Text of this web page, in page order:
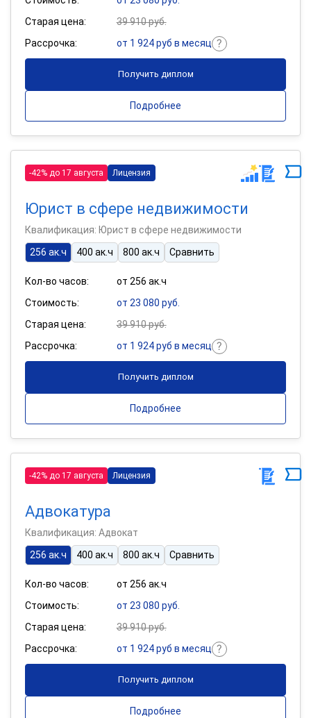
Старая цена:
39 910 руб.
Рассрочка:
от 1 924 руб в месяц
Получить диплом
Подробнее
-42% до 17 августа Лицензия
Юрист в сфере недвижимости
Квалификация: Юрист в сфере недвижимости
256 ак.ч
400 ак.ч 800 ак.ч Сравнить
Кол-во часов:
от 256 ак.ч
Стоимость:
от 23 080 руб.
Старая цена:
39 910 руб.
Рассрочка:
от 1 924 руб в месяц
Получить диплом
Подробнее
-42% до 17 августа Лицензия
Адвокатура
Квалификация: Адвокат
256 ак.ч
400 ак.ч 800 ак.ч Сравнить
Кол-во часов:
от 256 ак.ч
Стоимость:
от 23 080 руб.
Старая цена:
39 910 руб.
Рассрочка:
от 1 924 руб в месяц
Получить диплом
Подробнее